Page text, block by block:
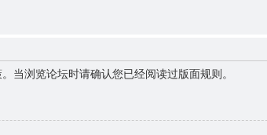
当浏览论坛时请确认您已经阅读过版面规则。